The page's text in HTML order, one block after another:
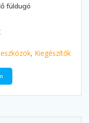
füldugó
, Kiegészítők